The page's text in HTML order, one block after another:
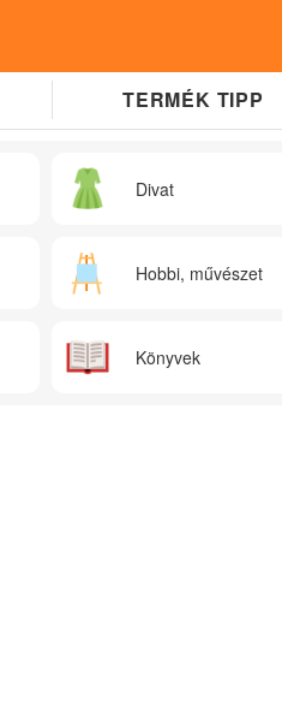
TERMÉK TIPP
Divat
Hobbi, művészet
Könyvek